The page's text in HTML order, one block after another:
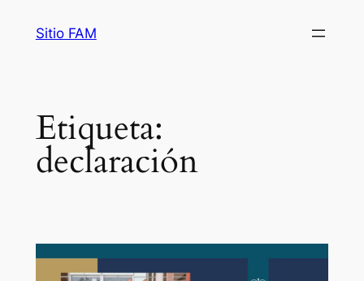
Sitio FAM
Etiqueta:
declaración